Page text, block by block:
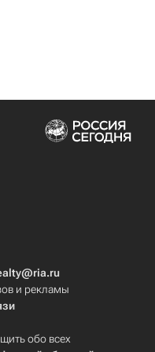
и рекламы
обо всех